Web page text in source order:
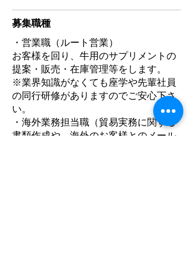
募集職種
・営業職（ルート営業）
お客様を回り、牛用のサプリメントの
提案・販売・在庫管理等をします。
※業界知識がなくても座学や先輩社員
の同行研修がありますのでご安心下さ
い。
・海外業務担当職（貿易実務に関する
書類作成や、海外のお客様とのメール